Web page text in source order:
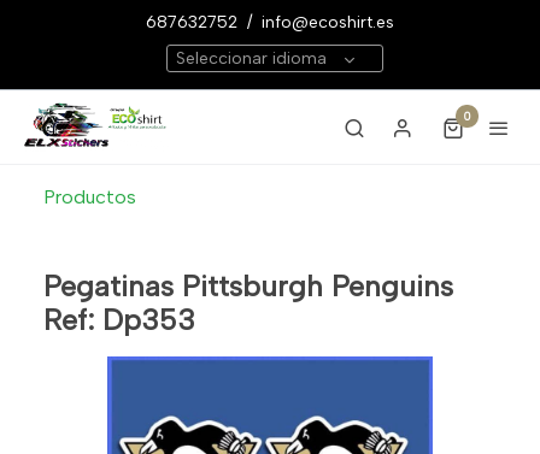
687632752 / info@ecoshirt.es
Seleccionar idioma
0
Productos
Pegatinas Pittsburgh Penguins
Ref: Dp353